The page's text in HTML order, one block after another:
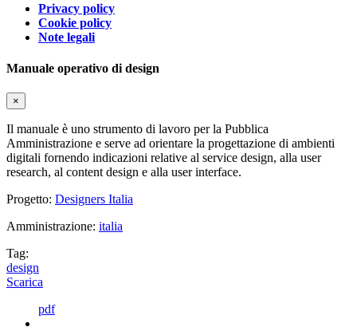
Privacy policy
Cookie policy
Note legali
Manuale operativo di design
×
Il manuale è uno strumento di lavoro per la Pubblica
Amministrazione e serve ad orientare la progettazione di ambienti
digitali fornendo indicazioni relative al service design, alla user
research, al content design e alla user interface.
Progetto: Designers Italia
Amministrazione: italia
Tag:
design
Scarica
pdf